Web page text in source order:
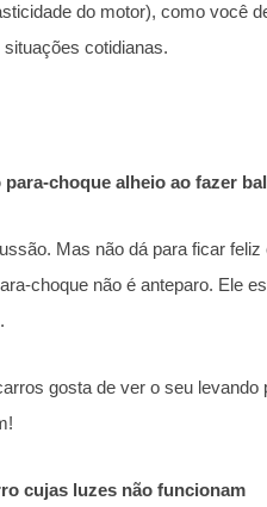
do motor), como você
cotidianas.
choque alheio ao fazer
Mas não dá para ficar
choque não é anteparo. Ele
gosta de ver o seu
cujas luzes não funcionam